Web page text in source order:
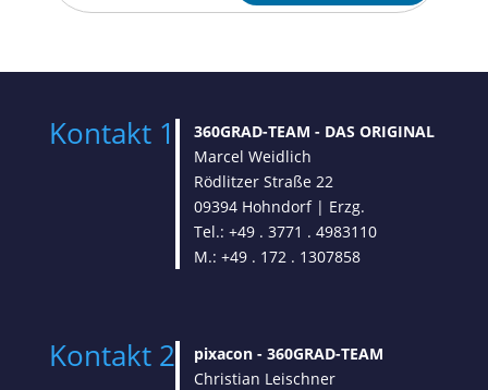
Kontakt 1 360GRAD-TEAM - DAS ORIGINAL
Marcel Weidlich
Rödlitzer Straße 22
09394 Hohndorf | Erzg.
Tel.: +49 . 3771 . 4983110
M.: +49 . 172 . 1307858
Kontakt 2 pixacon - 360GRAD-TEAM
Christian Leischner